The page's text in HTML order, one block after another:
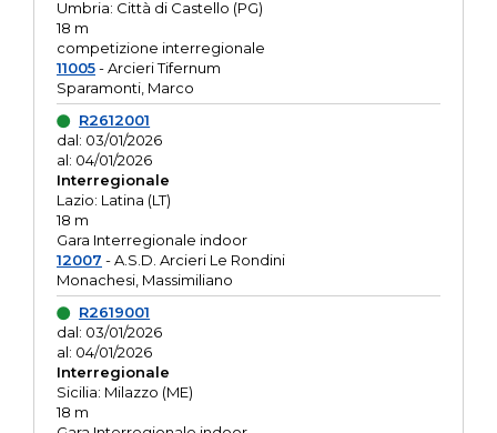
Umbria: Città di Castello (PG)
18 m
competizione interregionale
11005- Arcieri Tifernum
Sparamonti, Marco
R2612001
dal: 03/01/2026
al: 04/01/2026
Interregionale
Lazio: Latina (LT)
18 m
Gara Interregionale indoor
12007 - A.S.D. Arcieri Le Rondini
Monachesi, Massimiliano
R2619001
dal: 03/01/2026
al: 04/01/2026
Interregionale
Sicilia: Milazzo (ME)
18 m